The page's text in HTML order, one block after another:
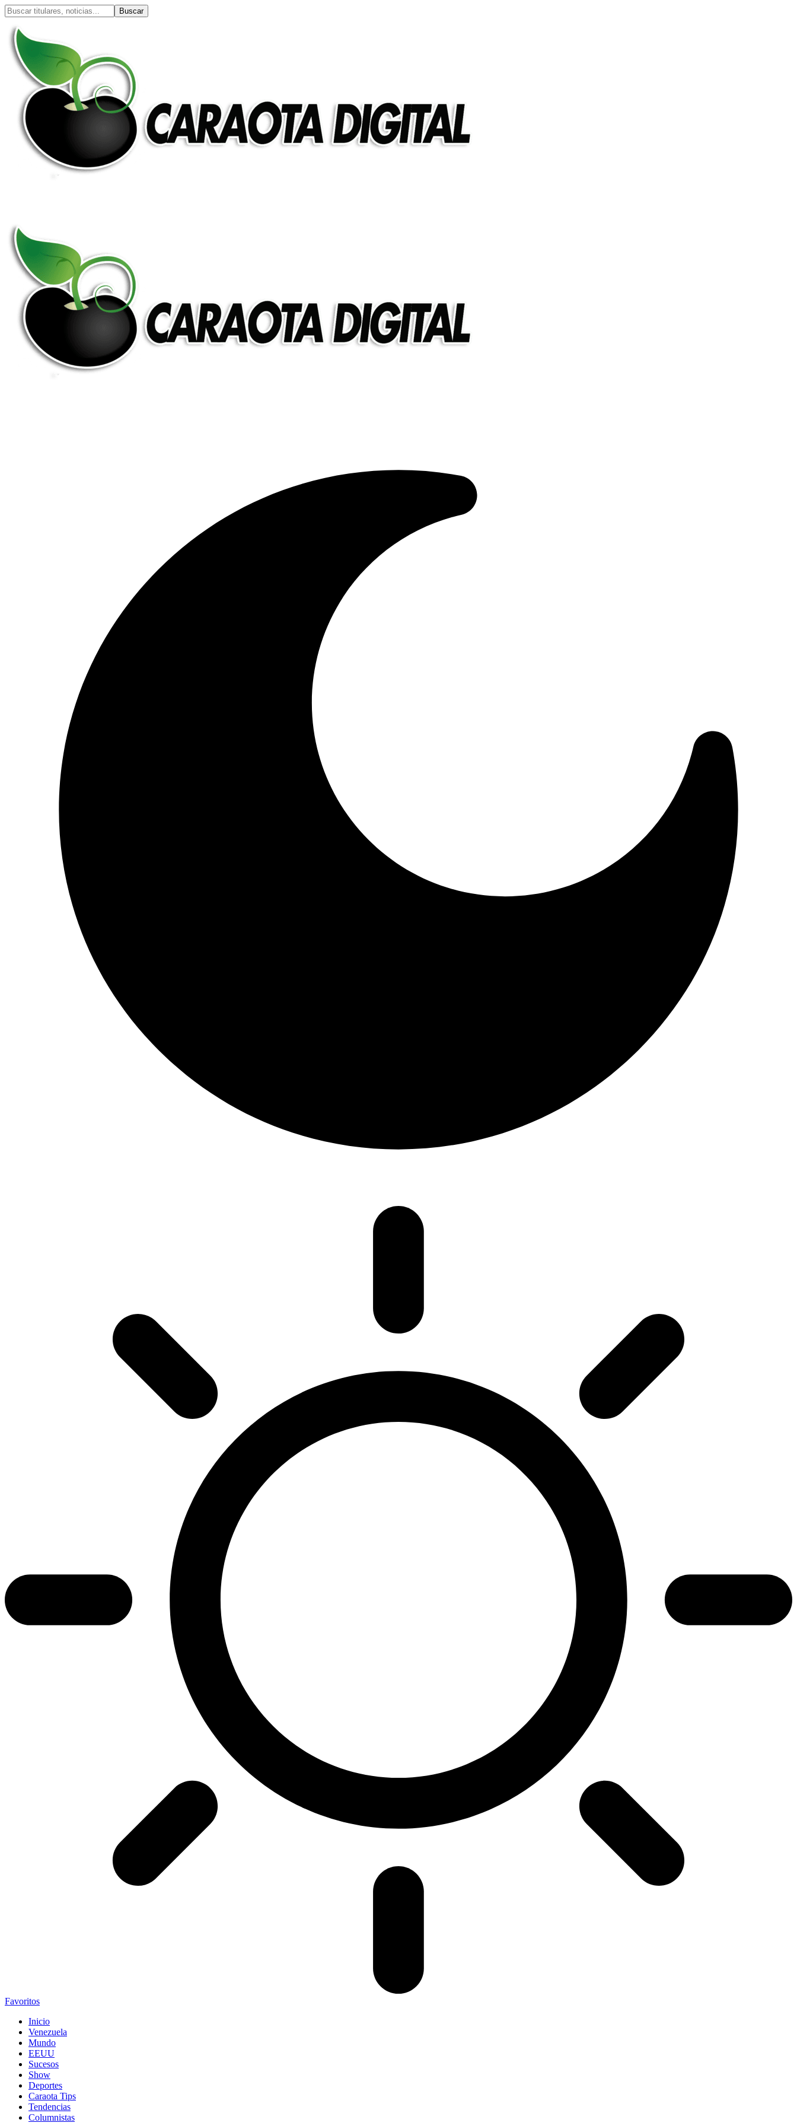
Favoritos
Inicio
Venezuela
Mundo
EEUU
Sucesos
Show
Deportes
Caraota Tips
Tendencias
Columnistas